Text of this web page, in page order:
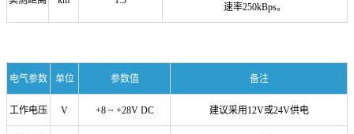
速率250kBps。
电气参数 单位 参数值 备注
工作电压 V +8 ~ +28V DC 建议采用12V或24V供电